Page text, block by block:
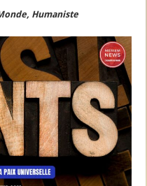
Humaniste